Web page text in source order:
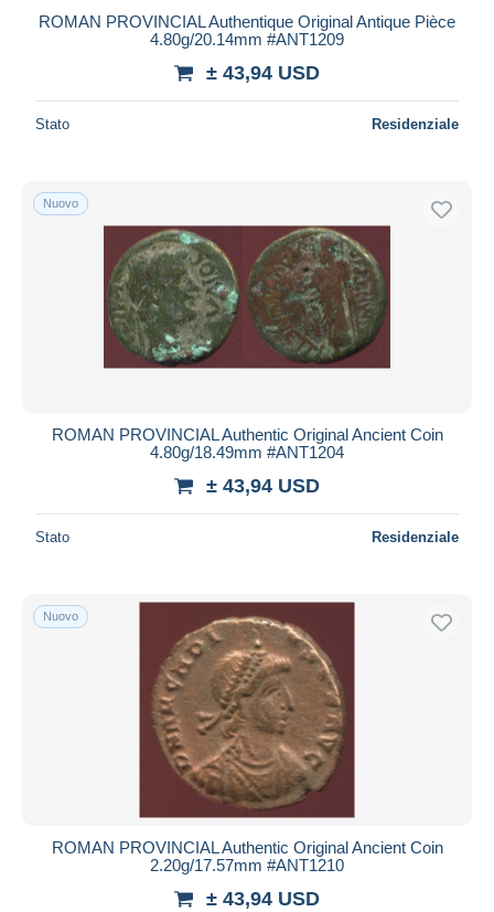
ROMAN PROVINCIAL Authentique Original Antique Pièce
4.80g/20.14mm #ANT1209
± 43,94 USD
Stato Residenziale
Nuovo
ROMAN PROVINCIAL Authentic Original Ancient Coin
4.80g/18.49mm #ANT1204
± 43,94 USD
Stato Residenziale
Nuovo
ROMAN PROVINCIAL Authentic Original Ancient Coin
2.20g/17.57mm #ANT1210
± 43,94 USD